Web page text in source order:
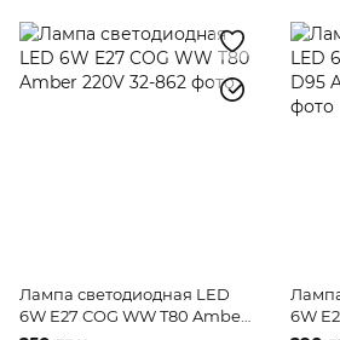
Лампа светодиодная LED
6W E27 COG WW T80 Amber
6W